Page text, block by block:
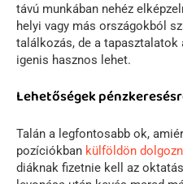
távú munkában nehéz
helyi vagy más országokból
találkozás, de a
igenis hasznos lehet.
Lehetőségek
Talán a legfontosabb ok,
pozíciókban külföldön
diáknak fizetnie kell az